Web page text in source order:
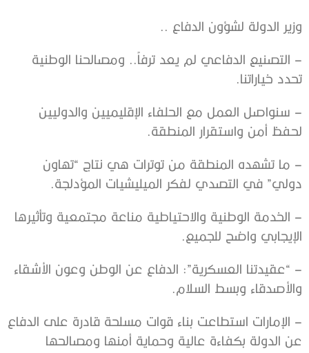
وزير الدولة لشؤون الدفاع ..
– التصنيع الدفاعي لم يعد ترفاً.. ومصالحنا الوطنية
تحدد خياراتنا.
– سنواصل العمل مع الحلفاء الإقليميين والدوليين
لحفظ أمن واستقرار المنطقة.
– ما تشهده المنطقة من توترات هي نتاج “تهاون
دولي” في التصدي لفكر الميليشيات المؤدلجة.
– الخدمة الوطنية والاحتياطية مناعة مجتمعية وتأثيرها
الإيجابي واضح للجميع.
– “عقيدتنا العسكرية”: الدفاع عن الوطن وعون الأشقاء
والأصدقاء وبسط السلام.
– الإمارات استطاعت بناء قوات مسلحة قادرة على الدفاع
عن الدولة بكفاءة عالية وحماية أمنها ومصالحها